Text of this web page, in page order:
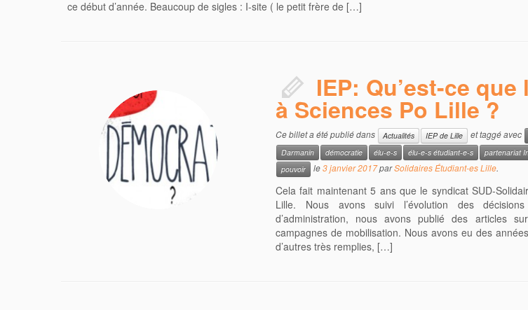
ce début d’année. Beaucoup de sigles : I-site ( le petit frère de […]
IEP: Qu’est-ce
à Sciences Po Lille ?
Ce billet a été publié dans Actualités IEP de Lille et taggé avec
Darmanin
démocratie élu-e-s élu-e-s étudiant-e-s
partenariat
pouvoir
le3 janvier 2017parSolidaires Étudiant-es Lille.
Cela fait maintenant 5 ans que le syndicat SUD-
Lille. Nous avons suivi l’évolution des
d’administration, nous avons publié des articles
campagnes de mobilisation. Nous avons eu des
d’autres très remplies, […]